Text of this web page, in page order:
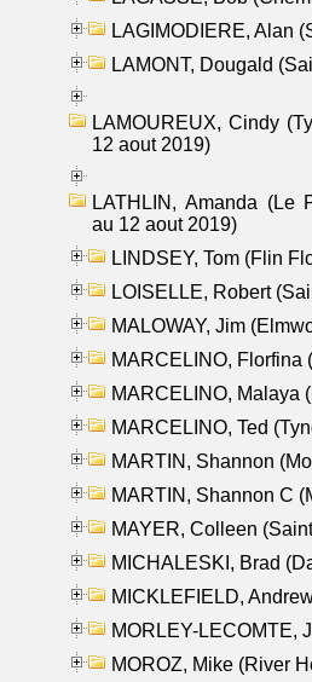
LAGIMODIERE, Alan
LAMONT, Dougald
LAMOUREUX, Cindy
12 aout 2019)
LATHLIN, Amanda (Le
au 12 aout 2019)
LINDSEY, Tom (Flin
LOISELLE, Robert
MALOWAY, Jim
MARCELINO, Florfina
MARCELINO, Malaya
MARCELINO, Ted
MARTIN, Shannon
MARTIN, Shannon C
MAYER, Colleen
MICHALESKI, Brad
MICKLEFIELD,
MORLEY-LECOMTE,
MOROZ, Mike (River